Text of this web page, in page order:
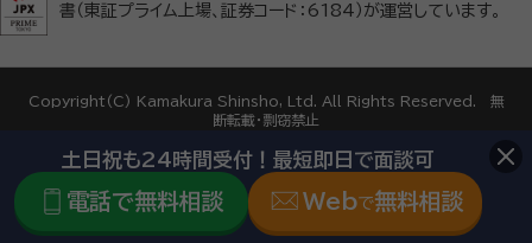
書（東証プライム上場、証券コード：6184）が運営しています。
Copyright(C) Kamakura Shinsho, Ltd. All Rights Reserved. 無
断転載・剽窃禁止
土日祝も24時間受付！最短即日で面談可
電話で無料相談 Webで無料相談